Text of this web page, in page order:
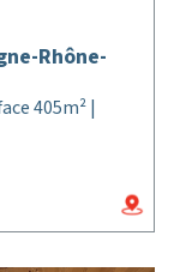
Rhône-
405m² |